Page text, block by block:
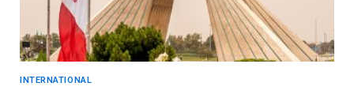
INTERNATIONAL